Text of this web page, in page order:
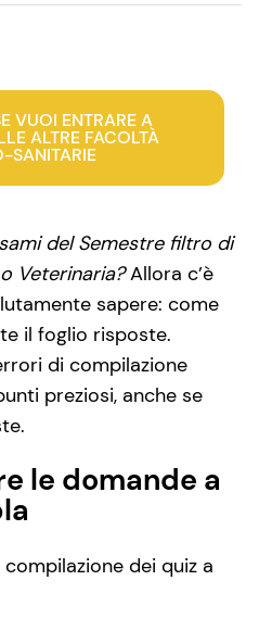
VUOI ENTRARE A
ALTRE FACOLTÀ
SANITARIE
del Semestre filtro di
Veterinaria?Allora c’è
sapere: come
il foglio risposte.
di compilazione
preziosi, anche se
le domande a
dei quiz a